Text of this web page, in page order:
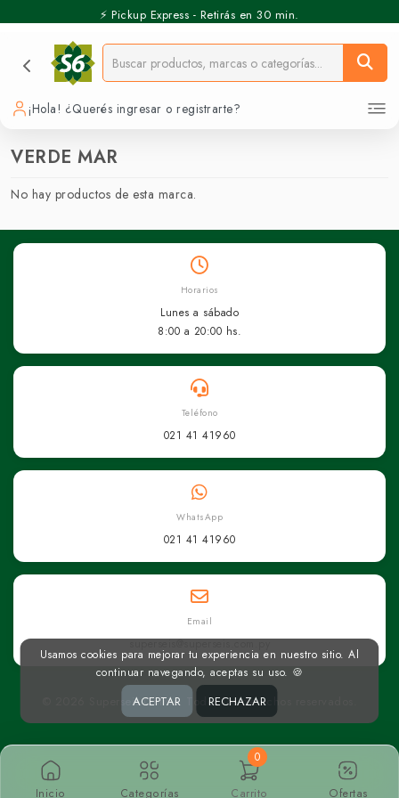
⚡️ Pickup Express - Retirás en 30 min.
¡Hola! ¿Querés ingresar o registrarte?
VERDE MAR
No hay productos de esta marca.
Inicio Categorías
0
Carrito Ofertas
Horarios
Lunes a sábado
8:00 a 20:00 hs.
Teléfono
021 41 41960
WhatsApp
021 41 41960
Email
superseis@superseis.com.py
© 2026 Superseis Online. Todos los derechos reservados.
Usamos cookies para mejorar tu experiencia en nuestro sitio. Al
continuar navegando, aceptas su uso. 🍪
ACEPTAR RECHAZAR